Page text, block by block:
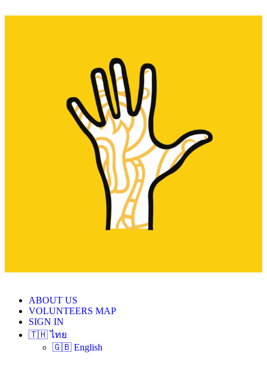
ABOUT US
VOLUNTEERS MAP
SIGN IN
🇹🇭 ไทย
🇬🇧 English